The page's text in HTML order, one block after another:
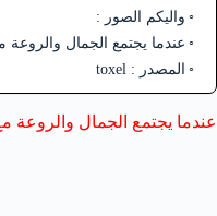
واليكم الصور :
عندما يجتمع الجمال والروعة
المصدر : toxel
عندما يجتمع الجمال والروعة